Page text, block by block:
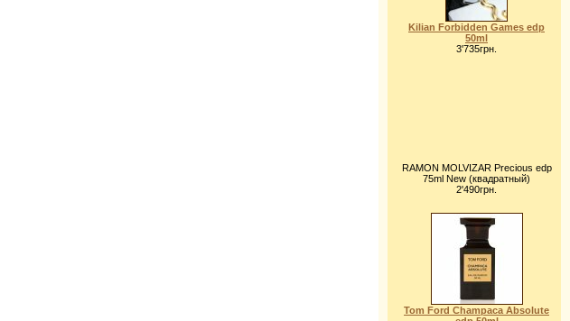
Kilian Forbidden Games edp
50ml
3'735грн.
RAMON MOLVIZAR Precious edp
75ml New (квадратный)
2'490грн.
Tom Ford Champaca Absolute